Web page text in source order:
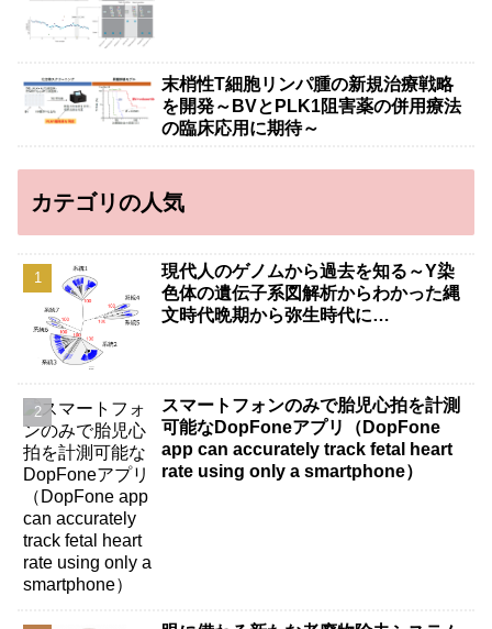
末梢性T細胞リンパ腫の新規治療戦略
を開発～BVとPLK1阻害薬の併用療法
の臨床応用に期待～
カテゴリの人気
現代人のゲノムから過去を知る～Y染
色体の遺伝子系図解析からわかった縄
文時代晩期から弥生時代に…
スマートフォンのみで胎児心拍を計測
可能なDopFoneアプリ（DopFone
app can accurately track fetal heart
rate using only a smartphone）